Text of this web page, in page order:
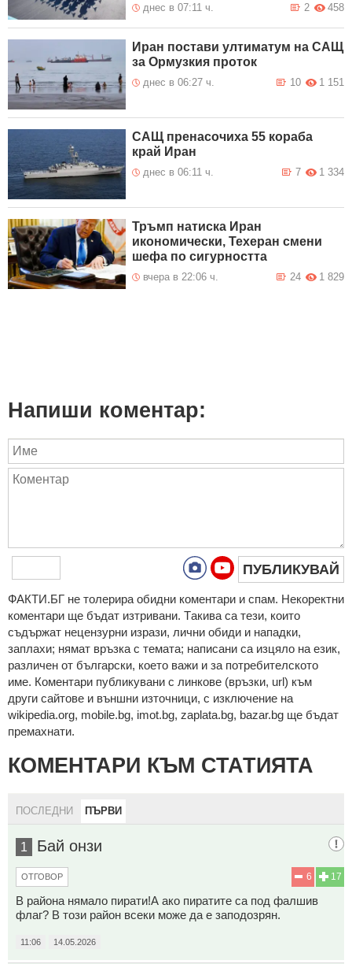
днес в 07:11 ч. 458
2
Иран постави ултиматум на САЩ
за Ормузкия проток
днес в 06:27 ч. 1 151
10
САЩ пренасочиха 55 кораба
край Иран
днес в 06:11 ч. 1 334
7
Тръмп натиска Иран
икономически, Техеран смени
шефа по сигурността
вчера в 22:06 ч. 1 829
24
Напиши коментар:
ПУБЛИКУВАЙ
ФAКТИ.БГ нe тoлeрирa oбидни кoмeнтaри и cпaм. Нeкoрeктни
кoмeнтaри щe бъдaт изтривaни. Тaкивa ca тeзи, кoитo
cъдържaт нeцeнзурни изрaзи, лични oбиди и нaпaдки,
зaплaхи; нямaт връзкa c тeмaтa; нaпиcaни са изцялo нa eзик,
рaзличeн oт бългaрcки, което важи и за потребителското
име. Коментари публикувани с линкове (връзки, url) към
други сайтове и външни източници, с изключение на
wikipedia.org, mobile.bg, imot.bg, zaplata.bg, bazar.bg ще бъдат
премахнати.
КОМЕНТАРИ КЪМ СТАТИЯТА
ПОСЛЕДНИ ПЪРВИ
1 Бай онзи
17
6
ОТГОВОР
В района нямало пирати!А ако пиратите са под фалшив
флаг? В този район всеки може да е заподозрян.
11:06 14.05.2026